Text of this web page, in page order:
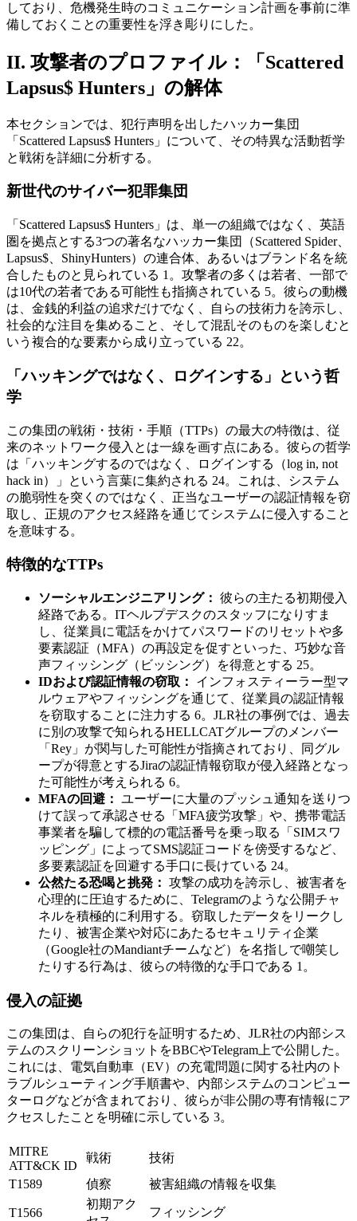
しており、危機発生時のコミュニケーション計画を事前に準
備しておくことの重要性を浮き彫りにした。
II. 攻撃者のプロファイル：「Scattered
Lapsus$ Hunters」の解体
本セクションでは、犯行声明を出したハッカー集団
「Scattered Lapsus$ Hunters」について、その特異な活動哲学
と戦術を詳細に分析する。
新世代のサイバー犯罪集団
「Scattered Lapsus$ Hunters」は、単一の組織ではなく、英語
圏を拠点とする3つの著名なハッカー集団（Scattered Spider、
Lapsus$、ShinyHunters）の連合体、あるいはブランド名を統
合したものと見られている 1。攻撃者の多くは若者、一部で
は10代の若者である可能性も指摘されている 5。彼らの動機
は、金銭的利益の追求だけでなく、自らの技術力を誇示し、
社会的な注目を集めること、そして混乱そのものを楽しむと
いう複合的な要素から成り立っている 22。
「ハッキングではなく、ログインする」という哲
学
この集団の戦術・技術・手順（TTPs）の最大の特徴は、従
来のネットワーク侵入とは一線を画す点にある。彼らの哲学
は「ハッキングするのではなく、ログインする（log in, not
hack in）」という言葉に集約される 24。これは、システム
の脆弱性を突くのではなく、正当なユーザーの認証情報を窃
取し、正規のアクセス経路を通じてシステムに侵入すること
を意味する。
特徴的なTTPs
ソーシャルエンジニアリング： 彼らの主たる初期侵入
経路である。ITヘルプデスクのスタッフになりすま
し、従業員に電話をかけてパスワードのリセットや多
要素認証（MFA）の再設定を促すといった、巧妙な音
声フィッシング（ビッシング）を得意とする 25。
IDおよび認証情報の窃取：
インフォスティーラー型マ
ルウェアやフィッシングを通じて、従業員の認証情報
を窃取することに注力する 6。JLR社の事例では、過去
に別の攻撃で知られるHELLCATグループのメンバー
「Rey」が関与した可能性が指摘されており、同グル
ープが得意とするJiraの認証情報窃取が侵入経路となっ
た可能性が考えられる 6。
MFAの回避： ユーザーに大量のプッシュ通知を送りつ
けて誤って承認させる「MFA疲労攻撃」や、携帯電話
事業者を騙して標的の電話番号を乗っ取る「SIMスワ
ッピング」によってSMS認証コードを傍受するなど、
多要素認証を回避する手口に長けている 24。
公然たる恐喝と挑発： 攻撃の成功を誇示し、被害者を
心理的に圧迫するために、Telegramのような公開チャ
ネルを積極的に利用する。窃取したデータをリークし
たり、被害企業や対応にあたるセキュリティ企業
（Google社のMandiantチームなど）を名指しで嘲笑し
たりする行為は、彼らの特徴的な手口である 1。
侵入の証拠
この集団は、自らの犯行を証明するため、JLR社の内部シス
テムのスクリーンショットをBBCやTelegram上で公開した。
これには、電気自動車（EV）の充電問題に関する社内のト
ラブルシューティング手順書や、内部システムのコンピュー
ターログなどが含まれており、彼らが非公開の専有情報にア
クセスしたことを明確に示している 3。
MITRE
ATT&CK ID
戦術
技術
T1589
偵察 被害組織の情報を収集
T1566
初期アク
フィッシング